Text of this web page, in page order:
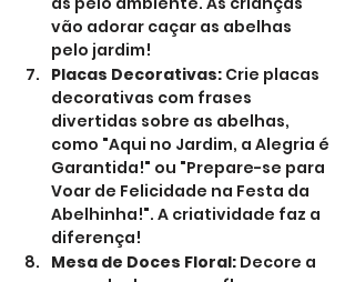
vão adorar caçar as abelhas
pelo jardim!
Placas Decorativas: Crie placas
decorativas com frases
divertidas sobre as abelhas,
como "Aqui no Jardim, a Alegria é
Garantida!" ou "Prepare-se para
Voar de Felicidade na Festa da
Abelhinha!". A criatividade faz a
diferença!
Mesa de Doces Floral: Decore a